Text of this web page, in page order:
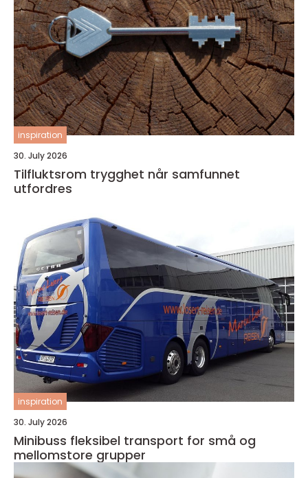
inspiration
30. July 2026
Tilfluktsrom trygghet når samfunnet
utfordres
inspiration
30. July 2026
Minibuss fleksibel transport for små og
mellomstore grupper